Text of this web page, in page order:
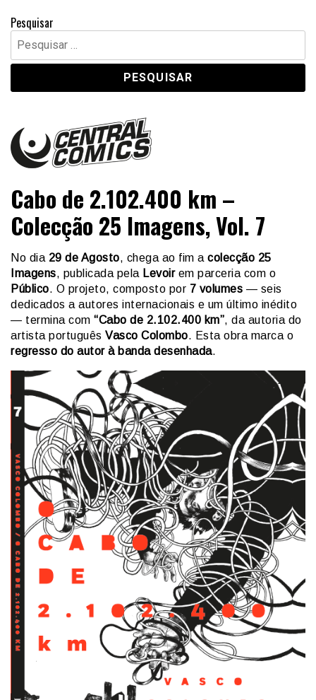
Pesquisar
Pesquisar
por:
Central Comics
Cabo de 2.102.400 km –
Colecção 25 Imagens, Vol. 7
No dia 29 de Agosto, chega ao fim a colecção 25
Imagens, publicada pela Levoirem parceria com o
Público. O projeto, composto por 7 volumes — seis
dedicados a autores internacionais e um último inédito
— termina com “Cabo de 2.102.400 km”, da autoria do
artista português Vasco Colombo. Esta obra marca o
regresso do autor à banda desenhada.